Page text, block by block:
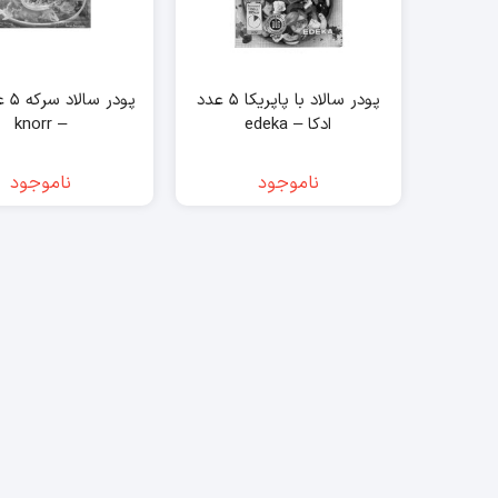
پودر سالاد با پاپریکا ۵ عدد
ادکا – edeka
ناموجود
– knorr
ناموجود